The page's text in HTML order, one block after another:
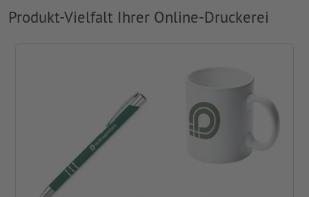
Produkt-Vielfalt Ihrer Online-Druckerei